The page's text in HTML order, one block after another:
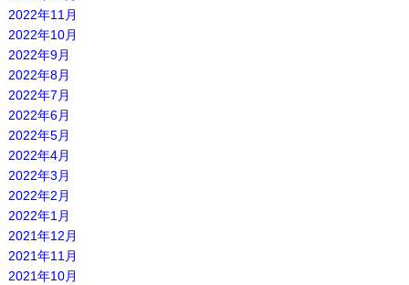
2022年11月
2022年10月
2022年9月
2022年8月
2022年7月
2022年6月
2022年5月
2022年4月
2022年3月
2022年2月
2022年1月
2021年12月
2021年11月
2021年10月